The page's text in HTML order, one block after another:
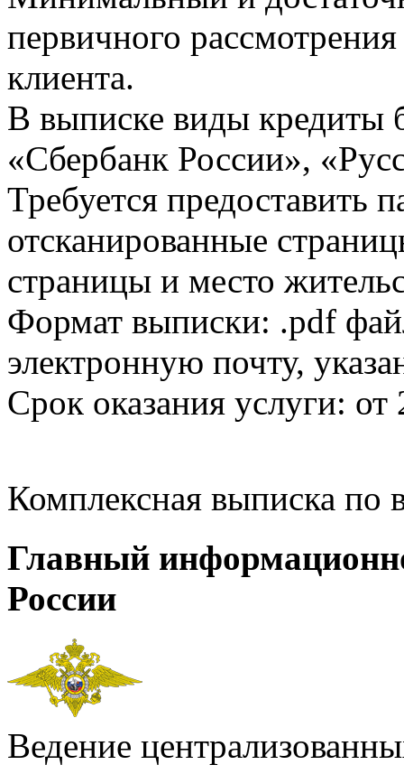
первичного
клиента.
В выписке виды кредиты
«Сбербанк России»,
Требуется предоставить
отсканированные
страницы и место
Формат выписки: .pdf
электронную почту,
Срок оказания услуги: от
Комплексная выписка
Главный
России
Ведение